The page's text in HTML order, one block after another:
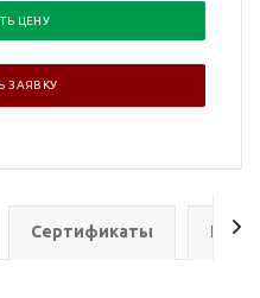
ЦЕНУ
ЗАЯВКУ
Сертификаты